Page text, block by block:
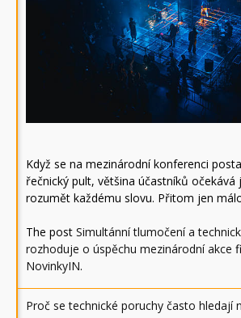
Když se na mezinárodní konferenci
řečnický pult, většina účastníků očekává
rozumět každému slovu. Přitom jen
The post Simultánní tlumočení a
rozhoduje o úspěchu mezinárodní akce
NovinkyIN.
Proč se technické poruchy často hledají